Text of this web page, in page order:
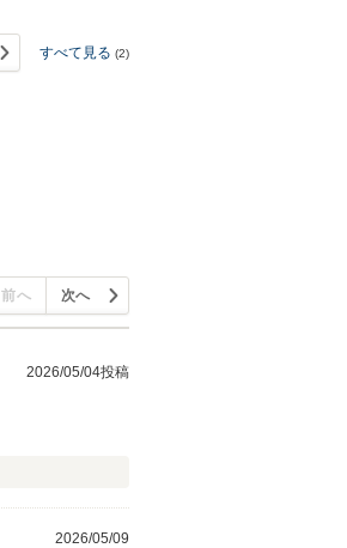
すべて見る (2)
前へ 次へ
2026/05/04投稿
2026/05/09